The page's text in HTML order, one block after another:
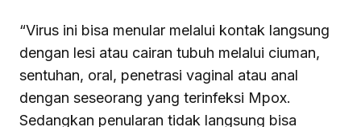
“Virus ini bisa menular melalui kontak langsung
dengan lesi atau cairan tubuh melalui ciuman,
sentuhan, oral, penetrasi vaginal atau anal
dengan seseorang yang terinfeksi Mpox.
Sedangkan penularan tidak langsung bisa